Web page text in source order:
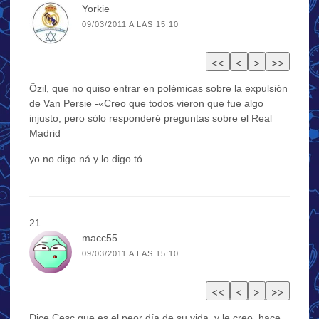
Yorkie
09/03/2011 A LAS 15:10
Özil, que no quiso entrar en polémicas sobre la expulsión
de Van Persie -«Creo que todos vieron que fue algo
injusto, pero sólo responderé preguntas sobre el Real
Madrid
yo no digo ná y lo digo tó
macc55
09/03/2011 A LAS 15:10